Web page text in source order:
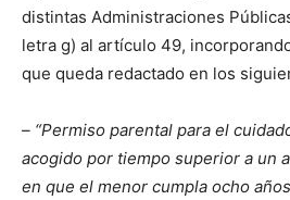
distintas Administraciones
letra g) al artículo 49,
que queda redactado en los
– “Permiso parental para el
acogido por tiempo superior a un
en que el menor cumpla ocho